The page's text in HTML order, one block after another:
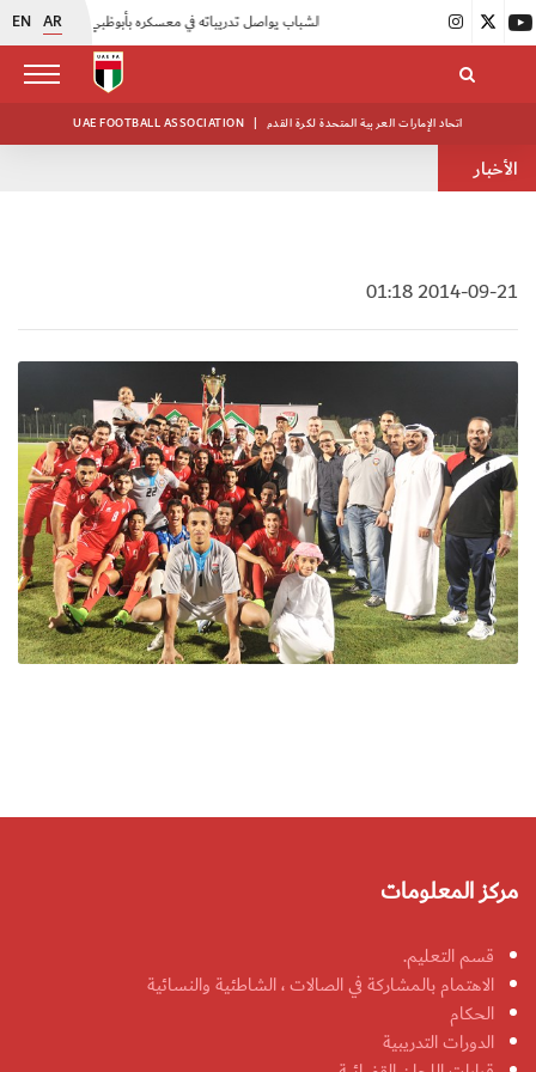
EN AR |
UAE FOOTBALL ASSOCIATION | اتحاد الإمارات العربية المتحدة لكرة القدم
الأخبار
2014-09-21 01:18
مركز المعلومات
قسم التعليم.
الاهتمام بالمشاركة في الصالات ، الشاطئية والنسائية
الحكام
الدورات التدريبية